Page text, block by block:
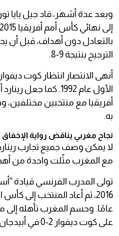
وبعد عدة أشهر، قاد جيل يايا
بالتعادل دون أهداف، قبل أن
الترجيح بنتيجة 9-8.
أنهى الانتصار انتظار كوت
الأول عام 1992. كما
أفريقيا مع منتخبين مختلفين،
به.
نجاح مغربي يناقض رواية الإخفاق
لا يمكن وصف جميع تجارب
مع المغرب مثّلت واحدة من
تولى المدرب الفرنسي قيادة
على كوت ديفوار 2-0 في أبيدجان.